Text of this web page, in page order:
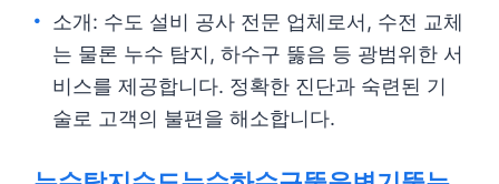
소개: 수도 설비 공사 전문 업체로서, 수전 교체
는 물론 누수 탐지, 하수구 뚫음 등 광범위한 서
비스를 제공합니다. 정확한 진단과 숙련된 기
술로 고객의 불편을 해소합니다.